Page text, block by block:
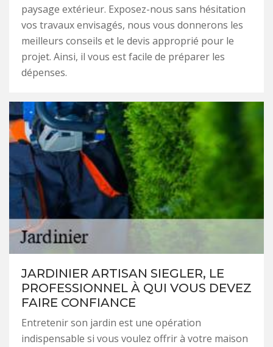
paysage extérieur. Exposez-nous sans hésitation
vos travaux envisagés, nous vous donnerons les
meilleurs conseils et le devis approprié pour le
projet. Ainsi, il vous est facile de préparer les
dépenses.
JARDINIER ARTISAN SIEGLER, LE
PROFESSIONNEL À QUI VOUS DEVEZ
FAIRE CONFIANCE
Entretenir son jardin est une opération
indispensable si vous voulez offrir à votre maison